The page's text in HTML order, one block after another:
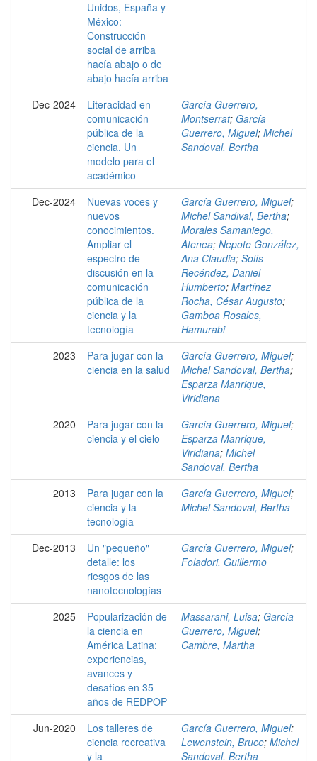
Unidos, España y
México:
Construcción
social de arriba
hacía abajo o de
abajo hacía arriba
Dec-2024
Literacidad en
comunicación
pública de la
ciencia. Un
modelo para el
académico
García Guerrero,
Montserrat; García
Guerrero, Miguel; Michel
Sandoval, Bertha
Dec-2024
Nuevas voces y
nuevos
conocimientos.
Ampliar el
espectro de
discusión en la
comunicación
pública de la
ciencia y la
tecnología
García Guerrero, Miguel;
Michel Sandival, Bertha;
Morales Samaniego,
Atenea; Nepote González,
Ana Claudia; Solís
Recéndez, Daniel
Humberto; Martínez
Rocha, César Augusto;
Gamboa Rosales,
Hamurabi
2023
Para jugar con la
ciencia en la salud
García Guerrero, Miguel;
Michel Sandoval, Bertha;
Esparza Manrique,
Viridiana
2020
Para jugar con la
ciencia y el cielo
García Guerrero, Miguel;
Esparza Manrique,
Viridiana; Michel
Sandoval, Bertha
2013
Para jugar con la
ciencia y la
tecnología
García Guerrero, Miguel;
Michel Sandoval, Bertha
Dec-2013
Un "pequeño"
detalle: los
riesgos de las
nanotecnologías
García Guerrero, Miguel;
Foladori, Guillermo
2025
Popularización de
la ciencia en
América Latina:
experiencias,
avances y
desafíos en 35
años de REDPOP
Massarani, Luisa; García
Guerrero, Miguel;
Cambre, Martha
Jun-2020
Los talleres de
ciencia recreativa
y la
García Guerrero, Miguel;
Lewenstein, Bruce; Michel
Sandoval, Bertha